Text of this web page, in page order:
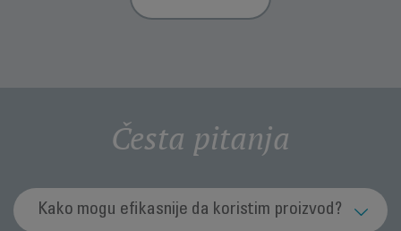
Česta pitanja
Kako mogu efikasnije da koristim proizvod?